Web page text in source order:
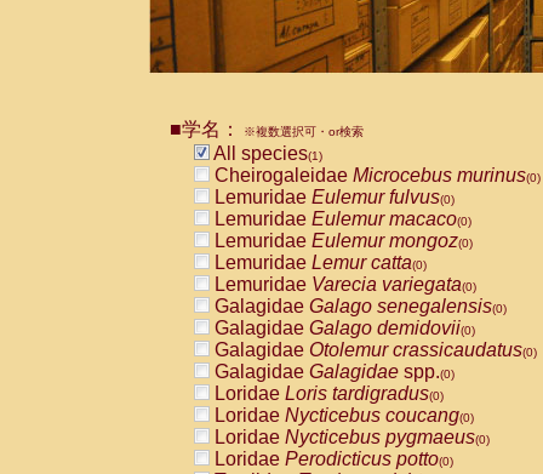
■学名： ※複数選択可・or検索
All species(1)
Cheirogaleidae Microcebus murinus(0)
Lemuridae Eulemur fulvus(0)
Lemuridae Eulemur macaco(0)
Lemuridae Eulemur mongoz(0)
Lemuridae Lemur catta(0)
Lemuridae Varecia variegata(0)
Galagidae Galago senegalensis(0)
Galagidae Galago demidovii(0)
Galagidae Otolemur crassicaudatus(0)
Galagidae Galagidae spp.(0)
Loridae Loris tardigradus(0)
Loridae Nycticebus coucang(0)
Loridae Nycticebus pygmaeus(0)
Loridae Perodicticus potto(0)